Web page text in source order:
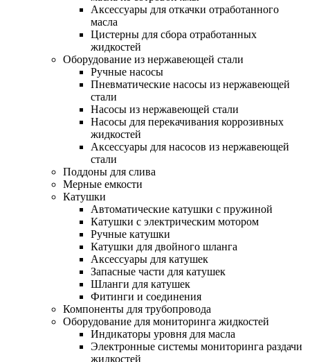
Аксессуары для откачки отработанного
масла
Цистерны для сбора отработанных
жидкостей
Оборудование из нержавеющей стали
Ручные насосы
Пневматические насосы из нержавеющей
стали
Насосы из нержавеющей стали
Насосы для перекачивания коррозивных
жидкостей
Аксессуары для насосов из нержавеющей
стали
Поддоны для слива
Мерные емкости
Катушки
Автоматические катушки с пружиной
Катушки с электрическим мотором
Ручные катушки
Катушки для двойного шланга
Аксессуары для катушек
Запасные части для катушек
Шланги для катушек
Фитинги и соединения
Компоненты для трубопровода
Оборудование для мониторинга жидкостей
Индикаторы уровня для масла
Электронные системы мониторинга раздачи
жидкостей